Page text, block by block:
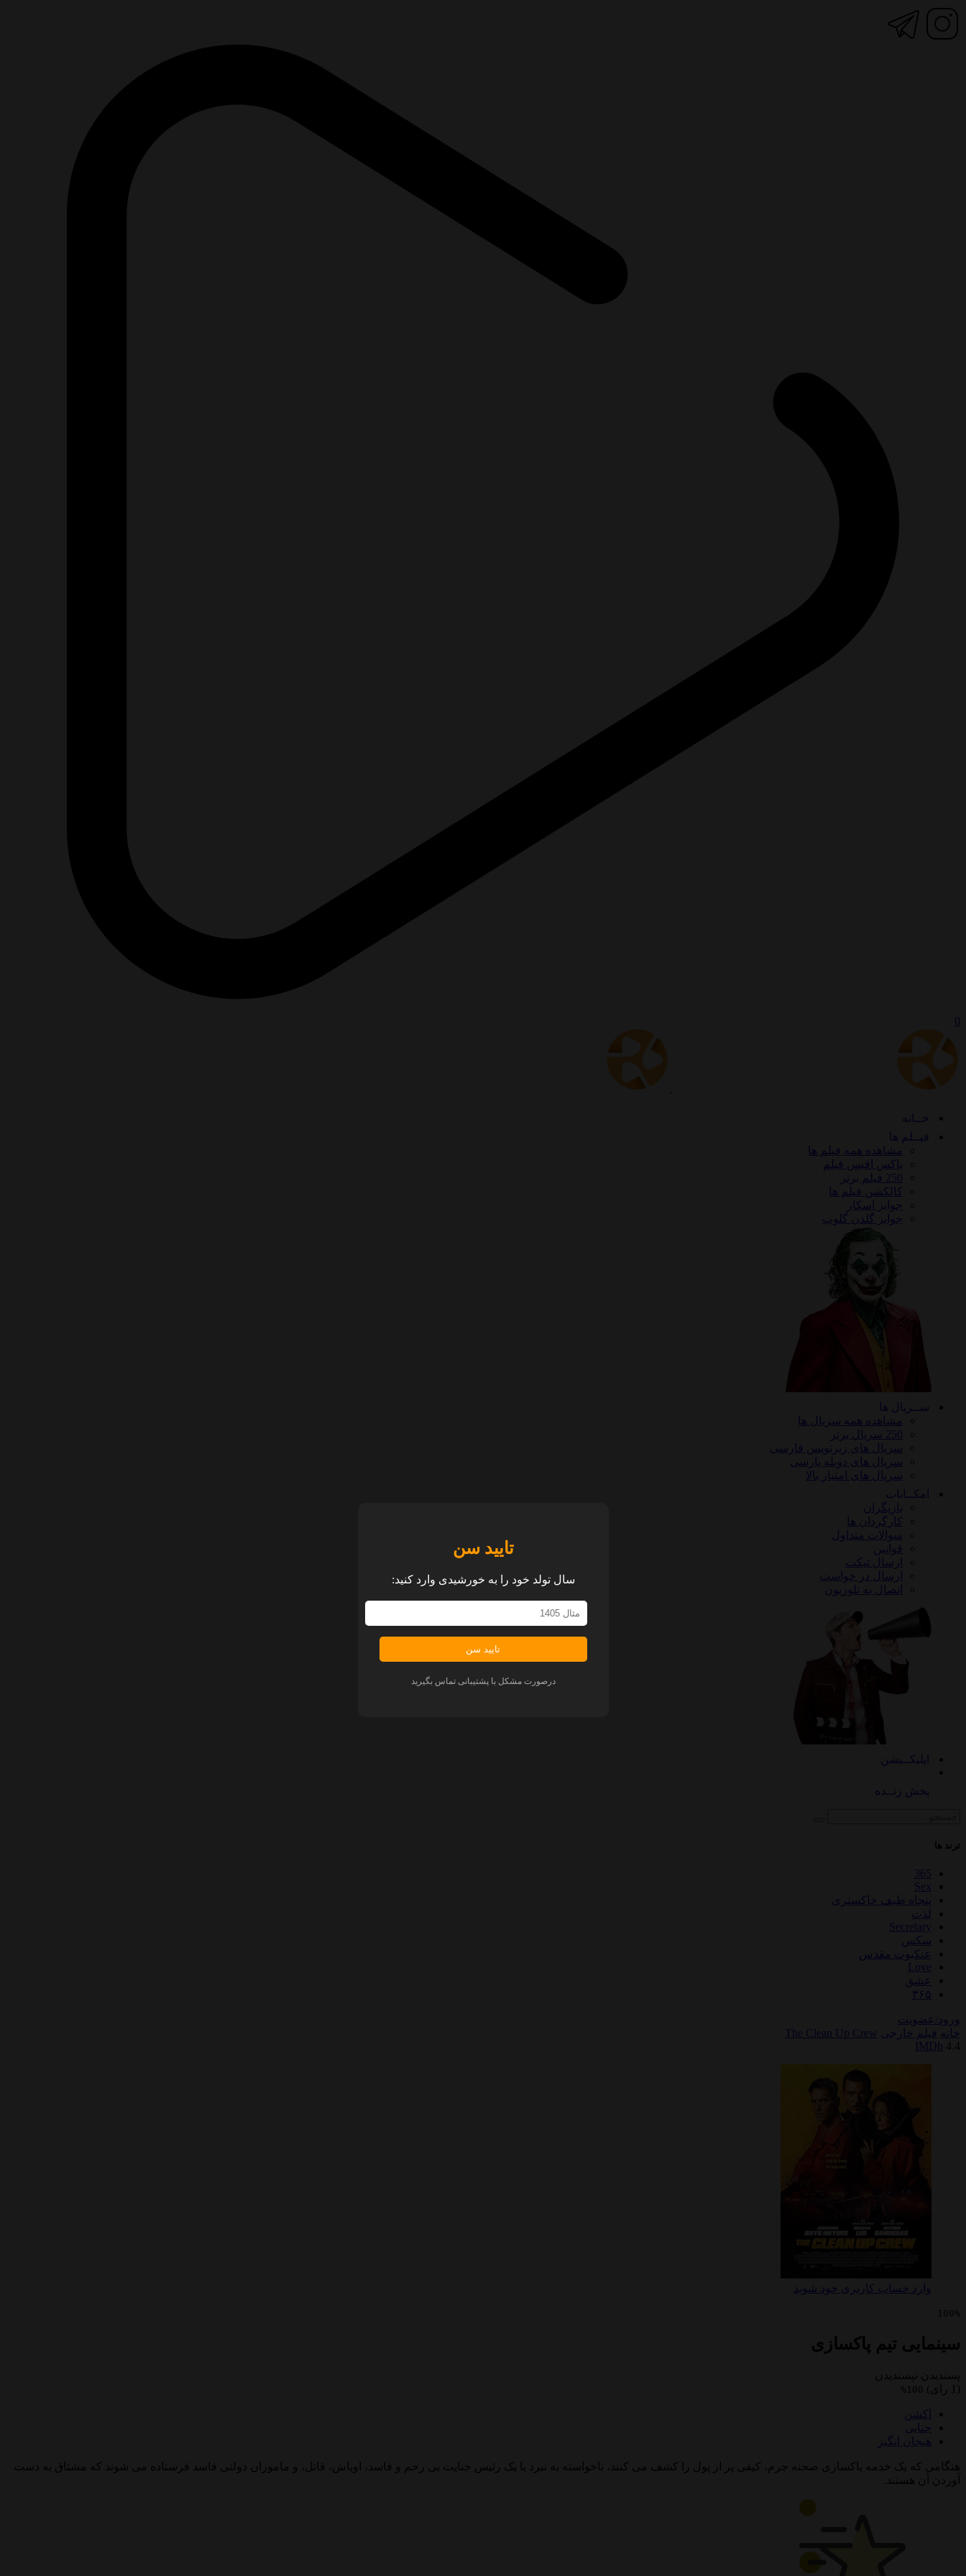
0
خــانه
فیــلم ها
مشاهده همه فیلم ها
باکس افیس فیلم
250 فیلم برتر
کالکشن فیلم ها
جوایز اسکار
جوایز گلدن گلوپ
ســریال ها
مشاهده همه سریال ها
250 سریال برتر
سریال های زیرنویس فارسی
سریال های دوبله پارسی
سریال های امتیاز بالا
امکــانات
بازیگران
کارگردان ها
سوالات متداول
قوانین
ارسال تیکت
ارسال در خواست
اتصال به تلوزیون
اپلیکــیشن
پخش زنــده
ترند ها
365
Sex
پنجاه طیف خاکستری
لذت
Secretary
سکس
عنکبوت مقدس
Love
عشق
۳۶۵
ورود/عضویت
تایید سن
سال تولد خود را به خورشیدی وارد کنید:
تایید سن
درصورت مشکل با پشتیبانی تماس بگیرید
خانه فیلم خارجی
The Clean Up Crew
IMDb 4.4
وارد حساب کاربری خود شوید
100%
سینمایی تیم پاکسازی
پسندیدن
نپسندیدن
(1 رای)
100%
اکشن
جنایی
هیجان انگیز
هنگامی که یک خدمه پاکسازی صحنه جرم، کیفی پر از پول را کشف می کنند، ناخواسته به نبرد با یک رئیس جنایت بی رحم و فاسد، اوباش، قاتل، و ماموران دولتی فاسد فرستاده می شوند که مشتاق به دست
آوردن آن هستند.